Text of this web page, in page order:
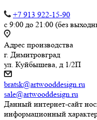
+7 913 922-15-90
с 9:00 до 21:00 (без
Адрес производства
г. Димитровград
ул. Куйбышева, д 1/2П
bratsk@artwooddesign.ru
sale@artwooddesign.ru
Данный интернет-сайт
информационный